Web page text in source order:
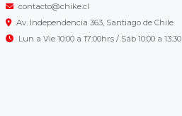
contacto@chike.cl
Av. Independencia 363, Santiago de Chile
Lun a Vie 10:00 a 17:00hrs / Sáb 10:00 a 13:30